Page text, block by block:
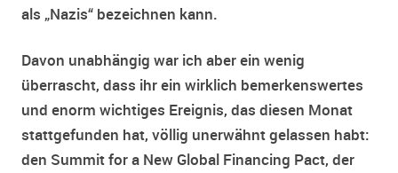
als „Nazis“ bezeichnen kann.
Davon unabhängig war ich aber ein wenig
überrascht, dass ihr ein wirklich bemerkenswertes
und enorm wichtiges Ereignis, das diesen Monat
stattgefunden hat, völlig unerwähnt gelassen habt:
den Summit for a New Global Financing Pact, der